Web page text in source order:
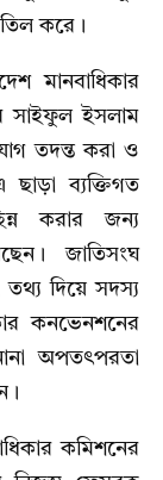
করে।
মানবাধিকার
সাইফুল ইসলাম
তদন্ত করা ও
ছাড়া ব্যক্তিগত
করার জন্য
জাতিসংঘ
তথ্য দিয়ে সদস্য
কনভেনশনের
অপতৎপরতা
কমিশনের